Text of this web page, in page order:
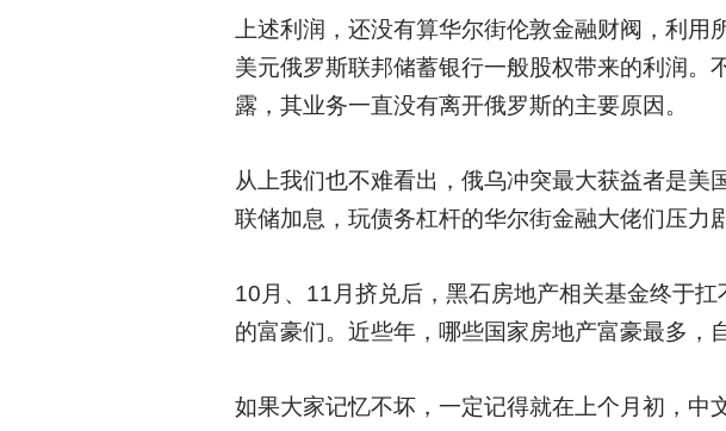
上述利润，还没有算华尔街伦敦金融财阀，利
美元俄罗斯联邦储蓄银行一般股权带来的利润
露，其业务一直没有离开俄罗斯的主要原因。
从上我们也不难看出，俄乌冲突最大获益者是
联储加息，玩债务杠杆的华尔街金融大佬们压力
10 月、11月挤兑后，黑石房地产相关基金终于
的富豪们。近些年，哪些国家房地产富豪最多，
如果大家记忆不坏，一定记得就在上个月初，中